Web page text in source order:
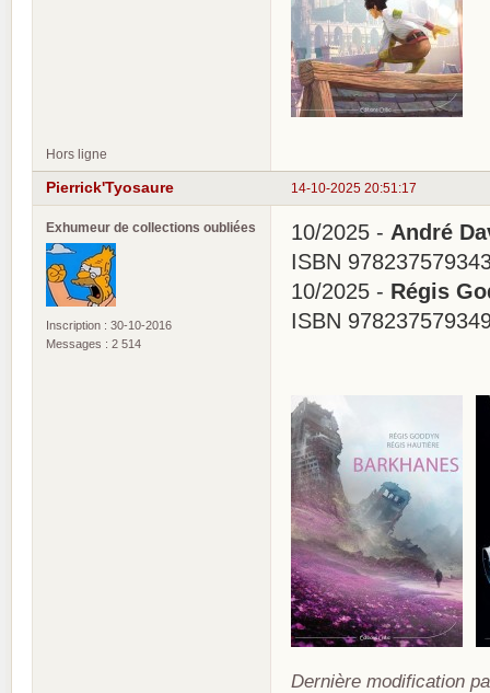
Hors ligne
14-10-2025 20:51:17
Pierrick'Tyosaure
Exhumeur de collections oubliées
Inscription : 30-10-2016
Messages : 2 514
10/2025 - André
ISBN
10/2025 - Régis
ISBN
Dernière modification